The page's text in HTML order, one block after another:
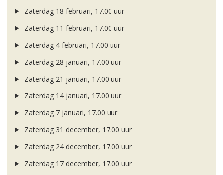
Zaterdag 18 februari, 17.00 uur
Zaterdag 11 februari, 17.00 uur
Zaterdag 4 februari, 17.00 uur
Zaterdag 28 januari, 17.00 uur
Zaterdag 21 januari, 17.00 uur
Zaterdag 14 januari, 17.00 uur
Zaterdag 7 januari, 17.00 uur
Zaterdag 31 december, 17.00 uur
Zaterdag 24 december, 17.00 uur
Zaterdag 17 december, 17.00 uur